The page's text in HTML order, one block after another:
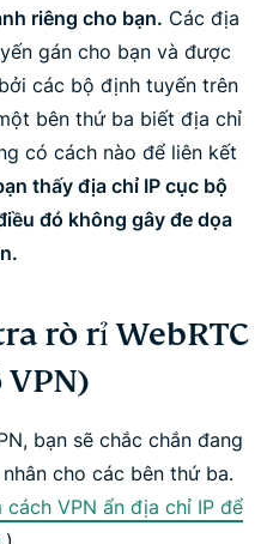
riêng cho bạn. Các địa
gán cho bạn và được
các bộ định tuyến trên
bên thứ ba biết địa chỉ
có cách nào để liên kết
thấy địa chỉ IP cục bộ
đó không gây đe dọa
rò rỉ WebRTC
bạn sẽ chắc chắn đang
cho các bên thứ ba.
cách VPN ẩn địa chỉ IP để